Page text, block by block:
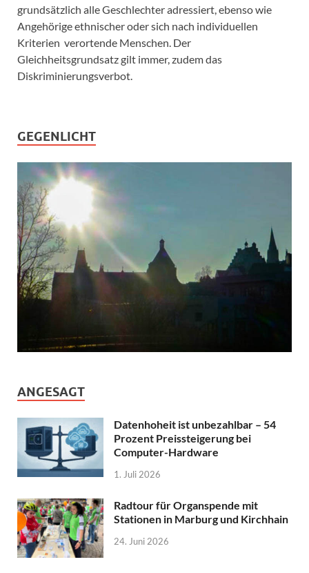
grundsätzlich alle Geschlechter adressiert, ebenso wie
Angehörige ethnischer oder sich nach individuellen
Kriterien verortende Menschen. Der
Gleichheitsgrundsatz gilt immer, zudem das
Diskriminierungsverbot.
GEGENLICHT
ANGESAGT
Datenhoheit ist unbezahlbar – 54
Prozent Preissteigerung bei
Computer-Hardware
1. Juli 2026
Radtour für Organspende mit
Stationen in Marburg und Kirchhain
24. Juni 2026